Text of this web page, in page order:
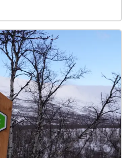
här i Arktis och lär dig mer